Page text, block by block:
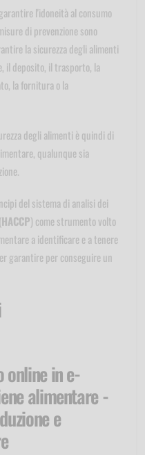
l'idoneità al consumo
di prevenzione sono
la sicurezza degli alimenti
il deposito, il trasporto, la
la fornitura o la
degli alimenti è quindi di
qualunque sia
del sistema di analisi dei
HACCP) come strumento volto
a identificare e a tenere
garantire per conseguire un
online in e-
alimentare -
e